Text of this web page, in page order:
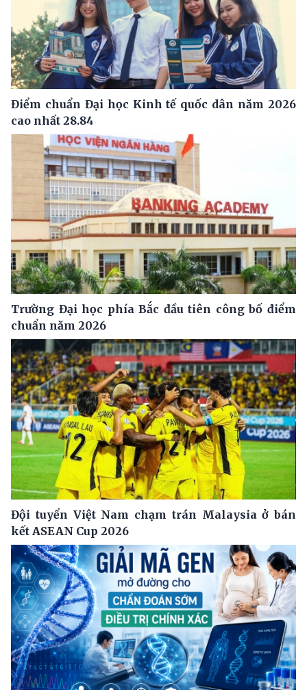
Điểm chuẩn Đại học Kinh tế quốc dân năm 2026
cao nhất 28.84
Trường Đại học phía Bắc đầu tiên công bố điểm
chuẩn năm 2026
Đội tuyển Việt Nam chạm trán Malaysia ở bán
kết ASEAN Cup 2026